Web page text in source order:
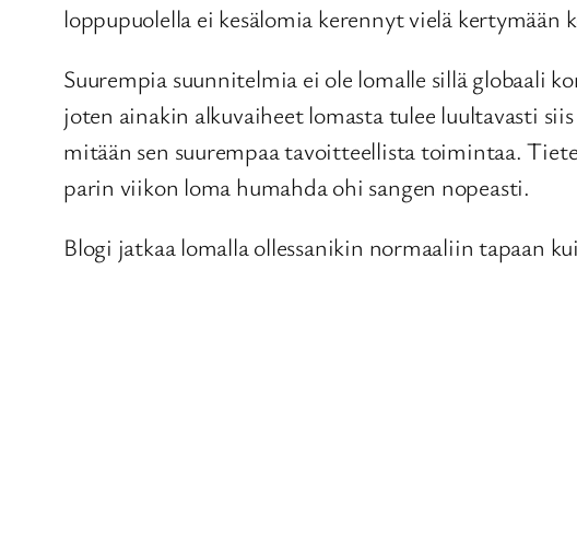
loppupuolella ei kesälomia kerennyt vielä
Suurempia suunnitelmia ei ole lomalle sillä globaali
joten ainakin alkuvaiheet lomasta tulee luultavasti
mitään sen suurempaa tavoitteellista toimintaa.
parin viikon loma humahda ohi sangen nopeasti.
Blogi jatkaa lomalla ollessanikin normaaliin tapaan